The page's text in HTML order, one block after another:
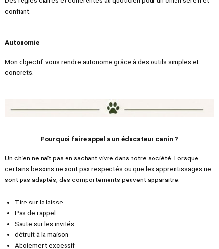
confiant.
Autonomie
Mon objectif: vous rendre autonome grâce à des outils simples et
concrets.
Pourquoi faire appel a un éducateur canin ?
Un chien ne naît pas en sachant vivre dans notre société. Lorsque
certains besoins ne sont pas respectés ou que les apprentissages ne
sont pas adaptés, des comportements peuvent apparaitre.
Tire sur la laisse
Pas de rappel
Saute sur les invités
détruit à la maison
Aboiement excessif